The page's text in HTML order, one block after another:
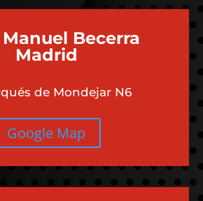
Becerra
Madrid
de Mondejar N6
Google Map